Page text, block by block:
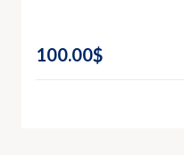
100.00$